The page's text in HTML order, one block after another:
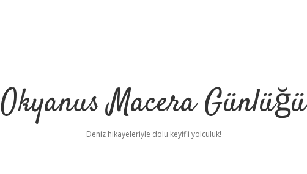
Okyanus Macera Günlüğü
Deniz hikayeleriyle dolu keyifli yolculuk!